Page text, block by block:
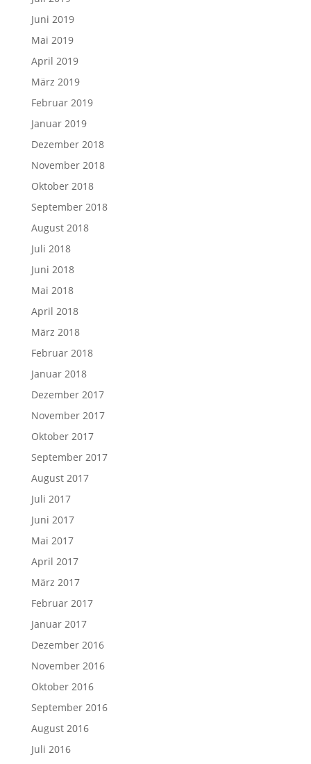
Juni 2019
Mai 2019
April 2019
März 2019
Februar 2019
Januar 2019
Dezember 2018
November 2018
Oktober 2018
September 2018
August 2018
Juli 2018
Juni 2018
Mai 2018
April 2018
März 2018
Februar 2018
Januar 2018
Dezember 2017
November 2017
Oktober 2017
September 2017
August 2017
Juli 2017
Juni 2017
Mai 2017
April 2017
März 2017
Februar 2017
Januar 2017
Dezember 2016
November 2016
Oktober 2016
September 2016
August 2016
Juli 2016